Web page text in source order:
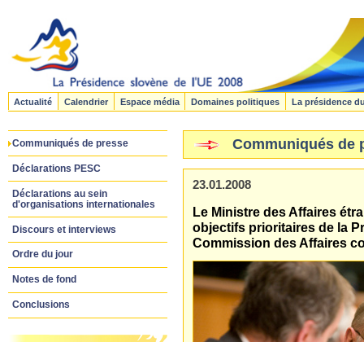
Actualité Calendrier Espace média Domaines politiques La présidence
Communiqués de presse
Déclarations PESC
Déclarations au sein
d'organisations internationales
Discours et interviews
Ordre du jour
Notes de fond
Conclusions
Communiqués de
23.01.2008
Le Ministre des Affaires
objectifs prioritaires de la
Commission des Affaires